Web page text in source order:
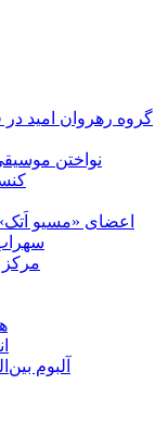
گروه رهروان امید
نواختن
اعضای «مسیو
آلبوم